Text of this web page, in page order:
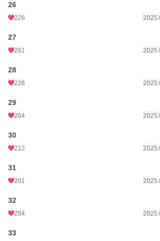
26
226
27
261
28
228
29
204
30
212
31
201
32
204
33